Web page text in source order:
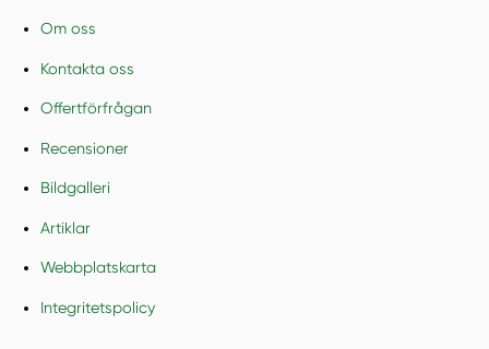
Om oss
Kontakta oss
Offertförfrågan
Recensioner
Bildgalleri
Artiklar
Webbplatskarta
Integritetspolicy